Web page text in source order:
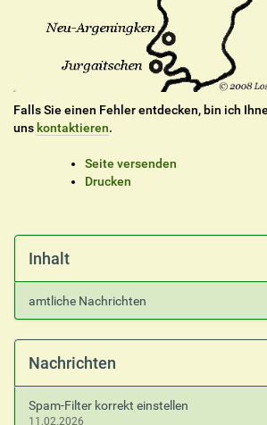
Falls Sie einen Fehler entdecken, bin ich
uns kontaktieren.
l
p
e
z
i
f
c
Seite versenden
Drucken
Inhalt
amtliche Nachrichten
Nachrichten
Spam-Filter korrekt einstellen
11.02.2026